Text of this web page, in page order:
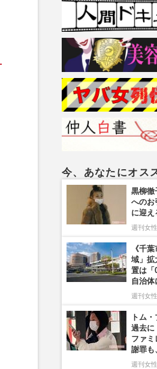
今、あなたにオス
黒柳徹
への
に迎え
週刊女
《千
域」拡
置は「
自治体
週刊女
トム
過去に
ファミ
謝罪
週刊女